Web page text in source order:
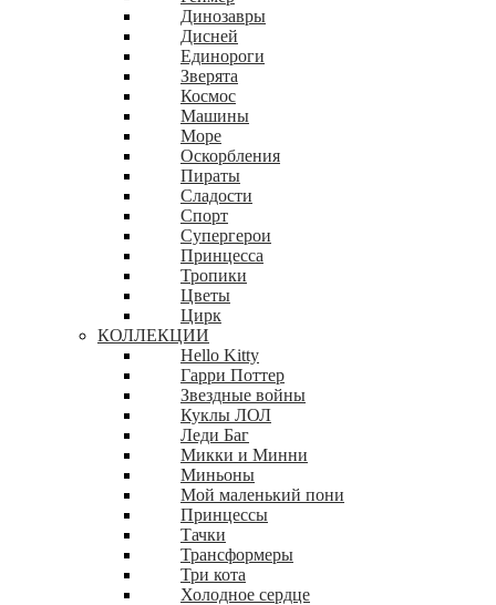
Динозавры
Дисней
Единороги
Зверята
Космос
Машины
Море
Оскорбления
Пираты
Сладости
Спорт
Супергерои
Принцесса
Тропики
Цветы
Цирк
КОЛЛЕКЦИИ
Hello Kitty
Гарри Поттер
Звездные войны
Куклы ЛОЛ
Леди Баг
Микки и Минни
Миньоны
Мой маленький пони
Принцессы
Тачки
Трансформеры
Три кота
Холодное сердце